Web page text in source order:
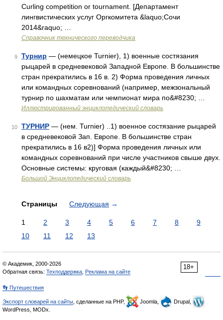
Curling competition or tournament. [Департамент
лингвистических услуг Оргкомитета &laquo;Сочи
2014&raquo; …
Справочник технического переводчика
9 Турнир — (немецкое Turnier), 1) военные состязания
рыцарей в средневековой Западной Европе. В большинстве
стран прекратились в 16 в. 2) Форма проведения личных
или командных соревнований (например, межзональный
турнир по шахматам или чемпионат мира по&#8230; …
Иллюстрированный энциклопедический словарь
10 ТУРНИР — (нем. Turnier) ..1) военное состязание рыцарей
в средневековой Зап. Европе. В большинстве стран
прекратились в 16 в2)] Форма проведения личных или
командных соревнований при числе участников свыше двух.
Основные системы: круговая (каждый&#8230; …
Большой Энциклопедический словарь
Страницы Следующая →
1 2 3 4 5 6 7 8
9
10
11 12 13
18+
© Академик, 2000-2026
Обратная связь: Техподдержка Реклама на сайте
👣 Путешествия
Экспорт словарей на сайты , сделанные на PHP, Joomla,
Drupal,
WordPress, MODx.